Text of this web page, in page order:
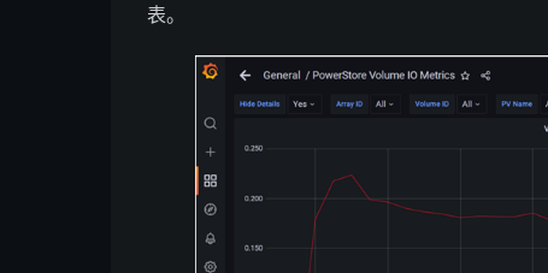
表。